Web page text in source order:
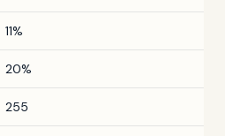
11%
20%
255